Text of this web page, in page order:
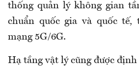
thống quản lý không gian
chuẩn quốc gia và quốc
mạng 5G/6G.
Hạ tầng vật lý cũng được